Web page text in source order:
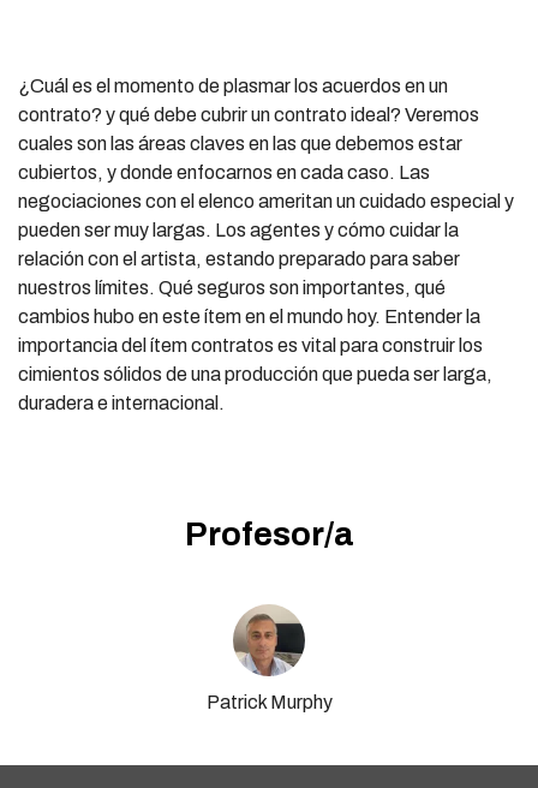
¿Cuál es el momento de plasmar los acuerdos en un
contrato? y qué debe cubrir un contrato ideal? Veremos
cuales son las áreas claves en las que debemos estar
cubiertos, y donde enfocarnos en cada caso. Las
negociaciones con el elenco ameritan un cuidado especial y
pueden ser muy largas. Los agentes y cómo cuidar la
relación con el artista, estando preparado para saber
nuestros límites. Qué seguros son importantes, qué
cambios hubo en este ítem en el mundo hoy. Entender la
importancia del ítem contratos es vital para construir los
cimientos sólidos de una producción que pueda ser larga,
duradera e internacional.
Profesor/a
Patrick Murphy